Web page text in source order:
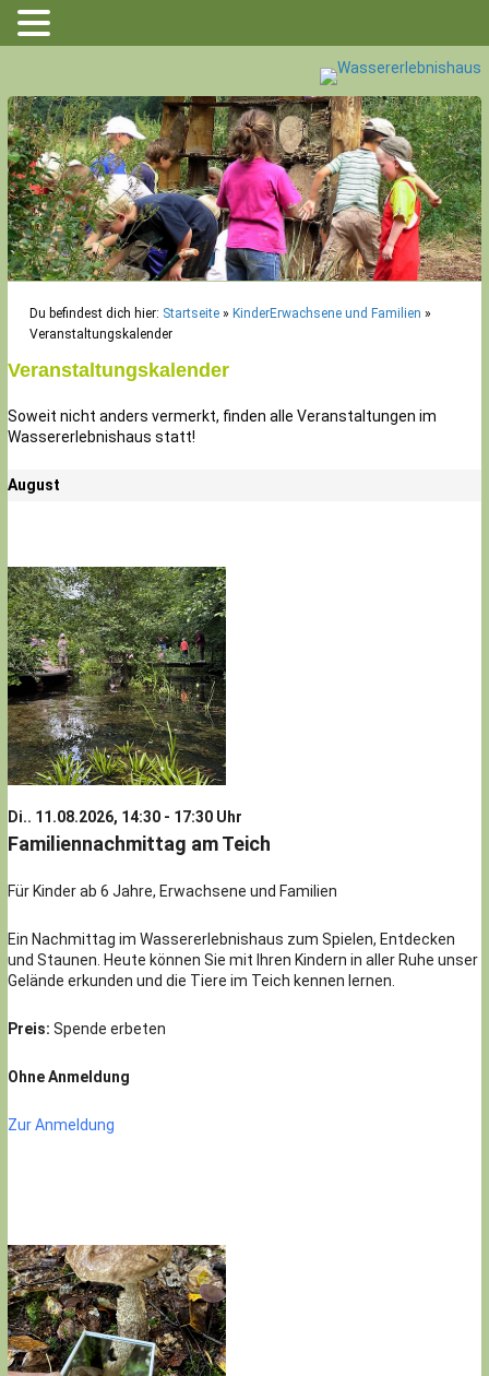
Du befindest dich hier: Startseite » KinderErwachsene und Familien »
Veranstaltungskalender
Veranstaltungskalender
Soweit nicht anders vermerkt, finden alle Veranstaltungen im
Wassererlebnishaus statt!
August
Di.. 11.08.2026, 14:30 - 17:30 Uhr
Familiennachmittag am Teich
Für Kinder ab 6 Jahre, Erwachsene und Familien
Ein Nachmittag im Wassererlebnishaus zum Spielen, Entdecken
und Staunen. Heute können Sie mit Ihren Kindern in aller Ruhe unser
Gelände erkunden und die Tiere im Teich kennen lernen.
Preis: Spende erbeten
Ohne Anmeldung
Zur Anmeldung